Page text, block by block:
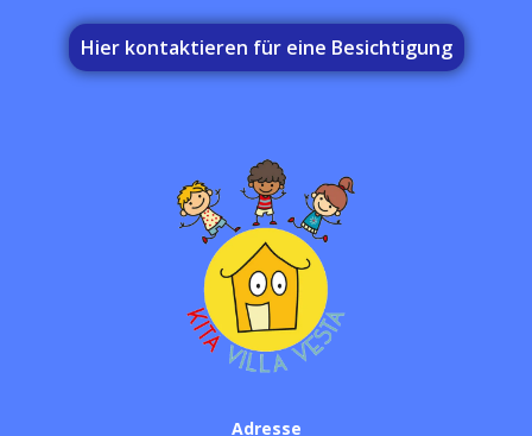
Hier kontaktieren für eine Besichtigung
Adresse